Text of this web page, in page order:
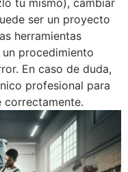
tú mismo), cambiar
ser un proyecto
herramientas
procedimiento
En caso de duda,
profesional para
correctamente.